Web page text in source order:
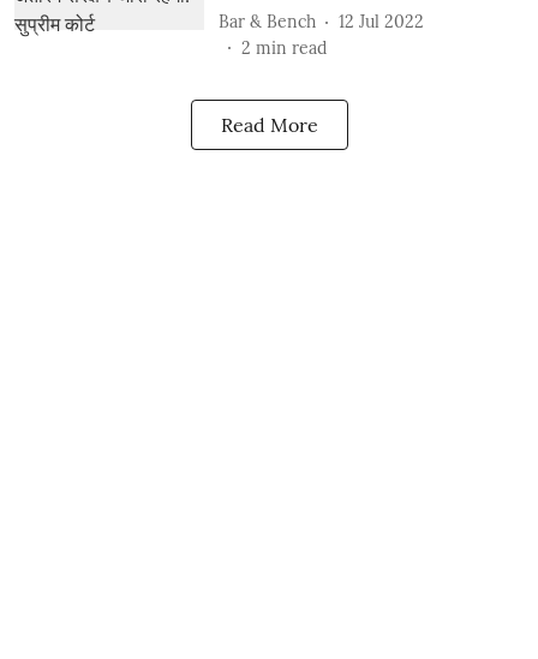
Bar & Bench
12 Jul 2022
2 min read
Read More